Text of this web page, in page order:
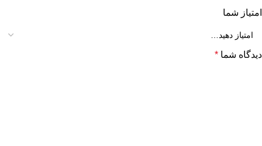
امتیاز شما
دیدگاه شما *